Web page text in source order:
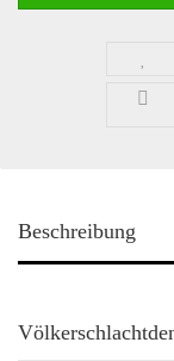
Beschreibung